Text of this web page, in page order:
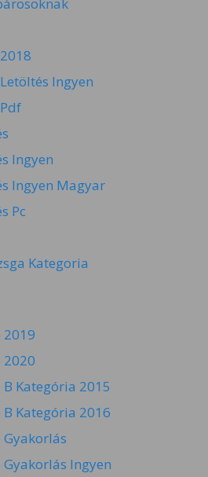
Ingyen
Ingyen
Ingyen Magyar
Pc
Kategoria
2019
2020
B Kategória 2015
B Kategória 2016
Gyakorlás
Gyakorlás Ingyen